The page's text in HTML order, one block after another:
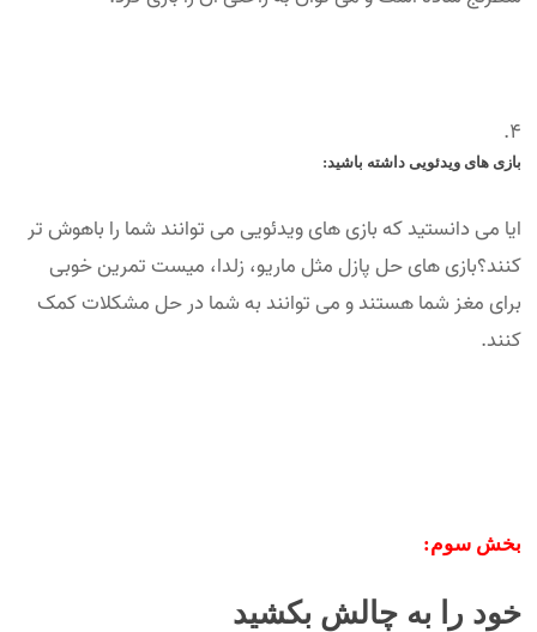
بازی های ویدئویی داشته باشید:
ایا می دانستید که بازی های ویدئویی می توانند شما را باهوش تر
کنند؟بازی های حل پازل مثل ماریو، زلدا، میست تمرین خوبی
برای مغز شما هستند و می توانند به شما در حل مشکلات کمک
کنند.
بخش سوم:
خود را به چالش بکشید